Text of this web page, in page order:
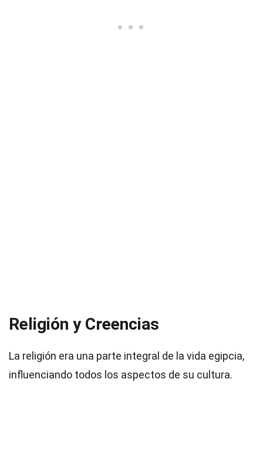
Religión y Creencias
La religión era una parte integral de la vida egipcia,
influenciando todos los aspectos de su cultura.